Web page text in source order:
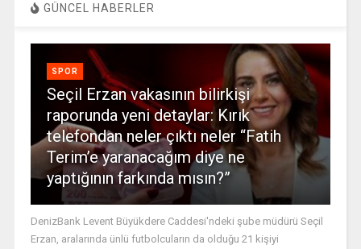
GÜNCEL HABERLER
SPOR
Seçil Erzan vakasının bilirkişi
raporunda yeni detaylar: Kırık
telefondan neler çıktı neler “Fatih
Terim’e yaranacağım diye ne
yaptığının farkında mısın?”
DenizBank Levent Büyükdere Caddesi'ndeki şube müdürü Seçil
Erzan, aralarında ünlü futbolcuların da olduğu 21 kişiyi